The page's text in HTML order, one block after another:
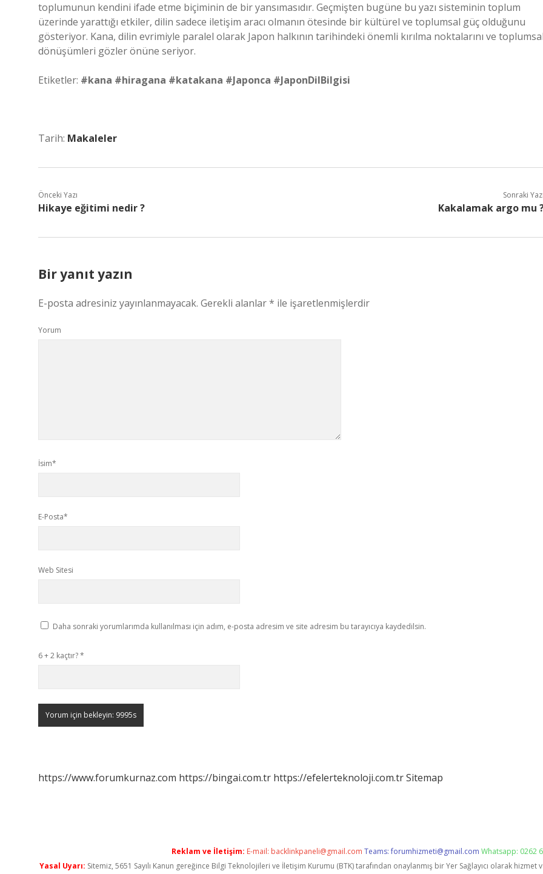
toplumunun kendini ifade etme biçiminin de bir yansımasıdır. Geçmişten bugüne bu yazı sisteminin toplum
üzerinde yarattığı etkiler, dilin sadece iletişim aracı olmanın ötesinde bir kültürel ve toplumsal güç olduğunu
gösteriyor. Kana, dilin evrimiyle paralel olarak Japon halkının tarihindeki önemli kırılma noktalarını ve
dönüşümleri gözler önüne seriyor.
Etiketler: #kana #hiragana #katakana #Japonca #JaponDilBilgisi
Tarih: Makaleler
Önceki Yazı
Hikaye eğitimi nedir ?
Sonraki
Kakalamak argo mu
Bir yanıt yazın
E-posta adresiniz yayınlanmayacak. Gerekli alanlar* ile işaretlenmişlerdir
Yorum
İsim*
E-Posta*
Web Sitesi
Daha sonraki yorumlarımda kullanılması için adım, e-posta adresim ve site adresim bu tarayıcıya kaydedilsin.
6 + 2 kaçtır?*
https://www.forumkurnaz.com https://bingai.com.tr https://efelerteknoloji.com.trSitemap
Reklam ve İletişim: E-mail: backlinkpaneli@gmail.com Teams:forumhizmeti@gmail.com Whatsapp: 0262
Yasal Uyarı: Sitemiz, 5651 Sayılı Kanun gereğince Bilgi Teknolojileri ve İletişim Kurumu (BTK) tarafından onaylanmış bir Yer Sağlayıcı olarak